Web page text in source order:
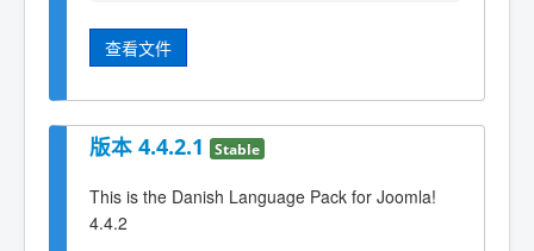
查看文件
版本 4.4.2.1 Stable
This is the Danish Language Pack for Joomla!
4.4.2